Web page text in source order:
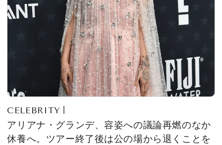
CELEBRITY
アリアナ・グランデ、容姿への議論再燃のなか
休養へ。ツアー終了後は公の場から退くことを